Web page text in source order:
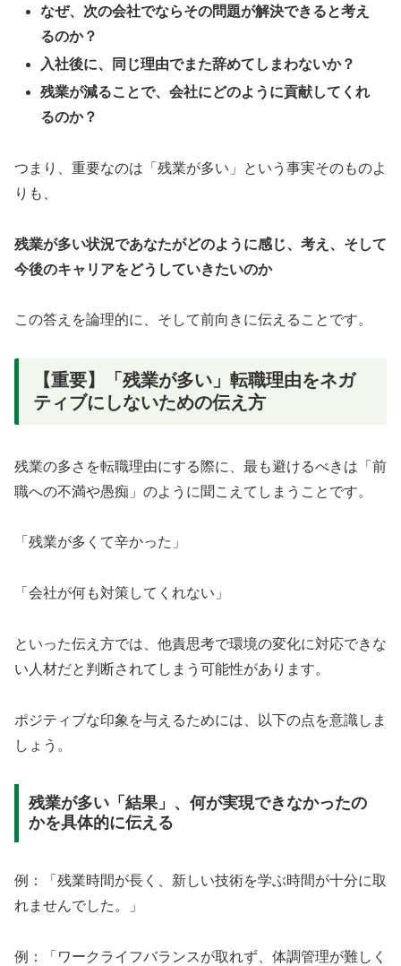
なぜ、次の会社でならその問題が解決できると考え
るのか？
入社後に、同じ理由でまた辞めてしまわないか？
残業が減ることで、会社にどのように貢献してくれ
るのか？
つまり、重要なのは「残業が多い」という事実そのものよ
りも、
残業が多い状況であなたがどのように感じ、考え、そして
今後のキャリアをどうしていきたいのか
この答えを論理的に、そして前向きに伝えることです。
【重要】「残業が多い」転職理由をネガ
ティブにしないための伝え方
残業の多さを転職理由にする際に、最も避けるべきは「前
職への不満や愚痴」のように聞こえてしまうことです。
「残業が多くて辛かった」
「会社が何も対策してくれない」
といった伝え方では、他責思考で環境の変化に対応できな
い人材だと判断されてしまう可能性があります。
ポジティブな印象を与えるためには、以下の点を意識しま
しょう。
残業が多い「結果」、何が実現できなかったの
かを具体的に伝える
例：「残業時間が長く、新しい技術を学ぶ時間が十分に取
れませんでした。」
例：「ワークライフバランスが取れず、体調管理が難しく